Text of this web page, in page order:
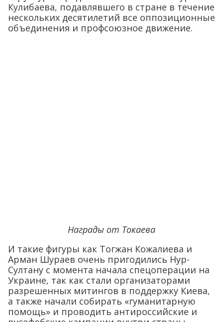
Кулибаева, подавлявшего в стране в течение
нескольких десятилетий все оппозиционные
объединения и профсоюзное движение.
Награды от Токаева
И такие фигуры как Тогжан Кожалиева и
Арман Шураев очень пригодились Нур-
Султану с момента начала спецоперации на
Украине, так как стали организаторами
разрешенных митингов в поддержку Киева,
а также начали собирать «гуманитарную
помощь» и проводить антироссийские и